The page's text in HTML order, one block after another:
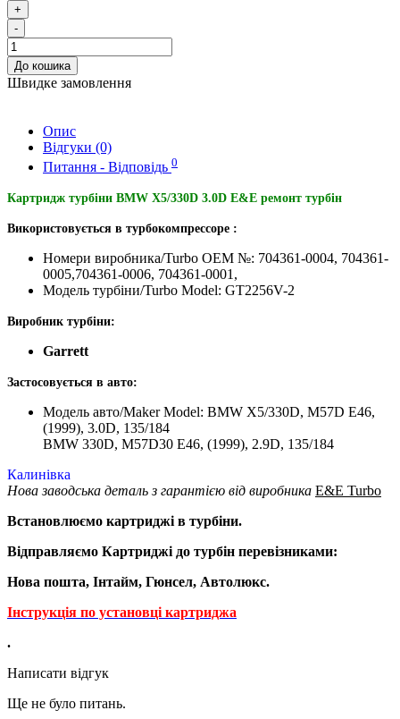
+
-
До кошика
Швидке замовлення
Опис
Відгуки (0)
Питання - Відповідь 0
Картридж турбіни BMW X5/330D 3.0D E&E ремонт турбін
Використовується в турбокомпрессоре :
Номери виробника/Turbo OEM №: 704361-0004, 704361-
0005,704361-0006, 704361-0001,
Модель турбіни/Turbo Model: GT2256V-2
Виробник турбіни:
Garrett
Застосовується в авто:
Модель авто/Maker Model: BMW X5/330D, M57D E46,
(1999), 3.0D, 135/184
BMW 330D, M57D30 E46, (1999), 2.9D, 135/184
Калинівка
Нова заводська деталь з гарантією від виробника E&E Turbo
Встановлюємо картриджі в турбіни.
Відправляємо Картриджі до турбін перевізниками:
Нова пошта, Інтайм, Гюнсел, Автолюкс.
Інструкція по установці картриджа
.
Написати відгук
Ще не було питань.